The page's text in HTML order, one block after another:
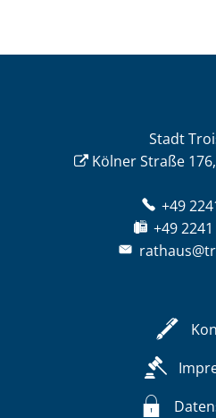
Stadt
Kölner Straße
+49
+49